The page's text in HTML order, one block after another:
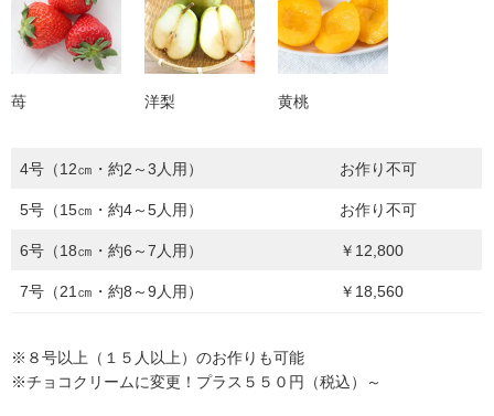
苺 洋梨 黄桃
4号（12㎝・約2～3人用） お作り不可
5号（15㎝・約4～5人用） お作り不可
6号（18㎝・約6～7人用） ￥12,800
7号（21㎝・約8～9人用） ￥18,560
※８号以上（１５人以上）のお作りも可能
※チョコクリームに変更！プラス５５０円（税込）～